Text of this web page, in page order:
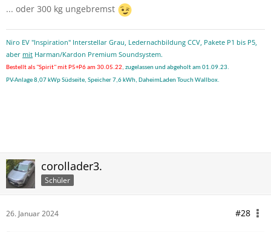
... oder 300 kg ungebremst
Niro EV "Inspiration" Interstellar Grau, Ledernachbildung CCV, Pakete P1 bis P5,
aber mit Harman/Kardon Premium Soundsystem.
Bestellt als "Spirit" mit P5+P6 am 30.05.22, zugelassen und abgeholt am 01.09.23.
PV-Anlage 8,07 kWp Südseite, Speicher 7,6 kWh, DaheimLaden Touch Wallbox.
corollader3.
Schüler
26. Januar 2024 #28